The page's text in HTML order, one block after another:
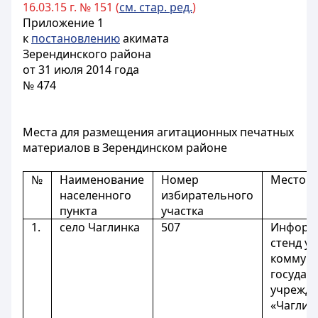
16.03.15 г. № 151 (см. стар. ред.)
Приложение 1
к постановлениюакимата
Зерендинского района
от 31 июля 2014 года
№ 474
Места для размещения агитационных печатных
материалов в Зерендинском районе
№
Наименование
населенного
пункта
Номер
избирательного
участка
1. село Чаглинка 507
стенд у